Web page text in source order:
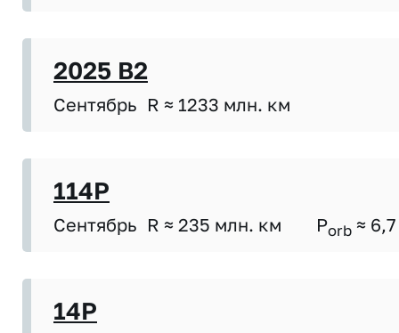
2025 B2
Сентябрь R ≈ 1233 млн. км
114P
Сентябрь R ≈ 235 млн. км Porb ≈ 6,7
14P